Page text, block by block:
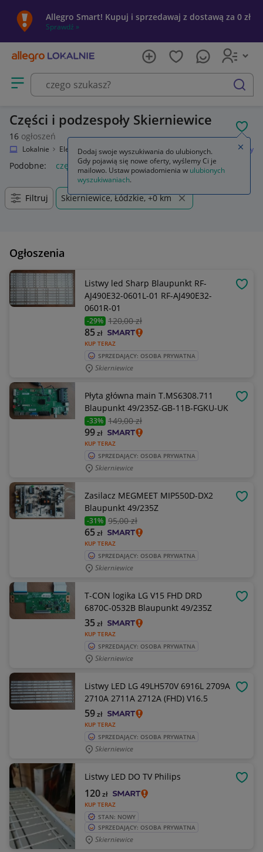
Allegro Smart! Kupuj i sprzedawaj z dostawą za 0 zł
Sprawdź »
Otwórz menu z kategoriami
szukaj
Części i podzespoły Skierniewice
16 ogłoszeń
Lokalnie Elektronika RTV i AGD TV i Video Części i podzespoły
Podobne: części i podzespoly
Filtruj Skierniewice, Łódzkie, +0 km
Ogłoszenia
Listwy led Sharp Blaupunkt RF-
AJ490E32-0601L-01 RF-AJ490E32-
0601R-01
-29% 120,00 zł
KUP TERAZ
85zł
SPRZEDAJĄCY: OSOBA PRYWATNA
Skierniewice
Płyta główna main T.MS6308.711
Blaupunkt 49/235Z-GB-11B-FGKU-UK
-33% 149,00 zł
KUP TERAZ
99zł
SPRZEDAJĄCY: OSOBA PRYWATNA
Skierniewice
Zasilacz MEGMEET MIP550D-DX2
Blaupunkt 49/235Z
-31% 95,00 zł
KUP TERAZ
65zł
SPRZEDAJĄCY: OSOBA PRYWATNA
Skierniewice
T-CON logika LG V15 FHD DRD
6870C-0532B Blaupunkt 49/235Z
KUP TERAZ
35zł
SPRZEDAJĄCY: OSOBA PRYWATNA
Skierniewice
Listwy LED LG 49LH570V 6916L 2709A
2710A 2711A 2712A (FHD) V16.5
KUP TERAZ
59zł
SPRZEDAJĄCY: OSOBA PRYWATNA
Skierniewice
Listwy LED DO TV Philips
KUP TERAZ
120zł
STAN: NOWY
SPRZEDAJĄCY: OSOBA PRYWATNA
Skierniewice
Dodaj swoje wyszukiwania do ulubionych.
Gdy pojawią się nowe oferty, wyślemy Ci je
mailowo. Ustaw powiadomienia w ulubionych
wyszukiwaniach.